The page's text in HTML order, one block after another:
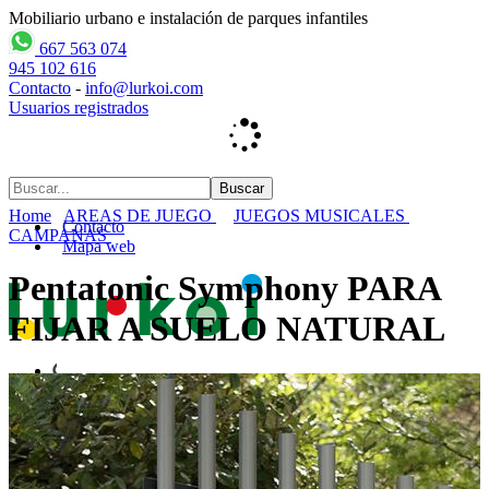
Mobiliario urbano e instalación de parques infantiles
667 563 074
945 102 616
Contacto - info@lurkoi.com
Usuarios registrados
Contacto
Mapa web
Home AREAS DE JUEGO
JUEGOS MUSICALES
CAMPANAS
Pentatonic Symphony PARA
FIJAR A SUELO NATURAL